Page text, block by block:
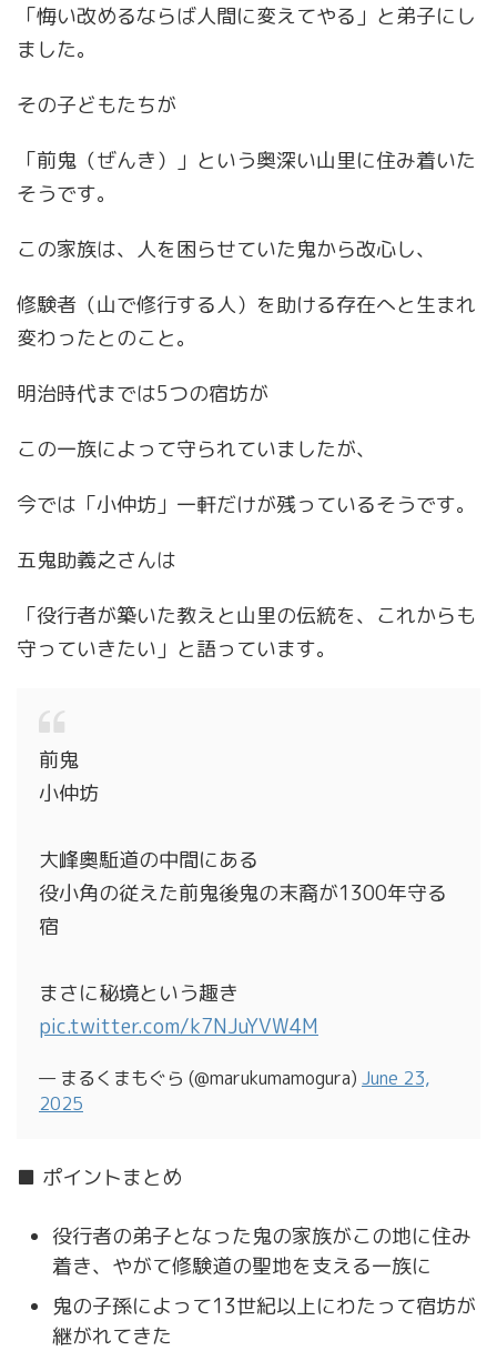
「悔い改めるならば人間に変えてやる」と弟子にし
ました。
その子どもたちが
「前鬼（ぜんき）」という奥深い山里に住み着いた
そうです。
この家族は、人を困らせていた鬼から改心し、
修験者（山で修行する人）を助ける存在へと生まれ
変わったとのこと。
明治時代までは5つの宿坊が
この一族によって守られていましたが、
今では「小仲坊」一軒だけが残っているそうです。
五鬼助義之さんは
「役行者が築いた教えと山里の伝統を、これからも
守っていきたい」と語っています。
前鬼
小仲坊
大峰奧駈道の中間にある
役小角の従えた前鬼後鬼の末裔が1300年守る
宿
まさに秘境という趣き
pic.twitter.com/k7NJuYVW4M
— まるくまもぐら (@marukumamogura) June 23,
2025
■ ポイントまとめ
役行者の弟子となった鬼の家族がこの地に住み
着き、やがて修験道の聖地を支える一族に
鬼の子孫によって13世紀以上にわたって宿坊が
継がれてきた